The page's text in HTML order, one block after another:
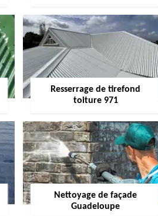
Resserrage de tirefond
toiture 971
Nettoyage de façade
Guadeloupe